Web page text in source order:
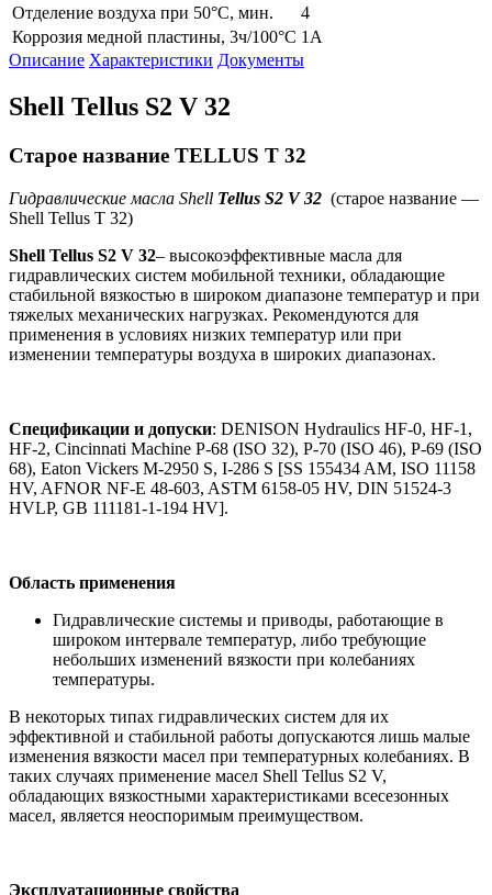
Отделение воздуха при 50°C, мин.
4
Коррозия медной пластины, 3ч/100°C 1A
Описание Характеристики Документы
Shell Tellus S2 V 32
Старое название TELLUS T 32
Гидравлические масла Shell Tellus S2 V32 (старое название —
Shell Tellus T 32)
Shell Tellus S2 V 32– высокоэффективные масла для
гидравлических систем мобильной техники, обладающие
стабильной вязкостью в широком диапазоне температур и при
тяжелых механических нагрузках. Рекомендуются для
применения в условиях низких температур или при
изменении температуры воздуха в широких диапазонах.
Спецификации и допуски: DENISON Hydraulics HF-0, HF-1,
HF-2, Cincinnati Machine P-68 (ISO 32), P-70 (ISO 46), P-69 (ISO
68), Eaton Vickers M-2950 S, I-286 S [SS 155434 AM, ISO 11158
HV, AFNOR NF-E 48-603, ASTM 6158-05 HV, DIN 51524-3
HVLP, GB 111181-1-194 HV].
Область применения
Гидравлические системы и приводы, работающие в
широком интервале температур, либо требующие
небольших изменений вязкости при колебаниях
температуры.
В некоторых типах гидравлических систем для их
эффективной и стабильной работы допускаются лишь малые
изменения вязкости масел при температурных колебаниях. В
таких случаях применение масел Shell Tellus S2 V,
обладающих вязкостными характеристиками всесезонных
масел, является неоспоримым преимуществом.
Эксплуатационные свойства